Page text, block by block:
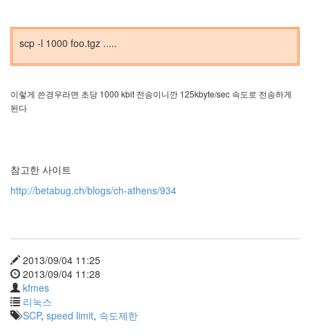
scp -l 1000 foo.tgz .....
이렇게 쓴경우라면 초당 1000 kbit 전송이니깐 125kbyte/sec 속도로 전송하게
된다
참고한 사이트
http://betabug.ch/blogs/ch-athens/934
2013/09/04 11:25
2013/09/04 11:28
kfmes
리눅스
SCP, speed limit, 속도제한